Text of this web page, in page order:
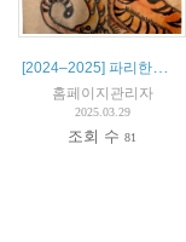
[2024–2025] 파리한글학교 민화 수업 작품 소개
홈페이지관리자
2025.03.29
조회 수81